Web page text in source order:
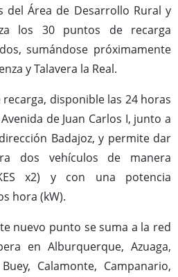
del Área de Desarrollo Rural y
los 30 puntos de recarga
sumándose próximamente
y Talavera la Real.
disponible las 24 horas
de Juan Carlos I, junto a
Badajoz, y permite dar
dos vehículos de manera
x2) y con una potencia
hora (kW).
nuevo punto se suma a la red
en Alburquerque, Azuaga,
Calamonte, Campanario,